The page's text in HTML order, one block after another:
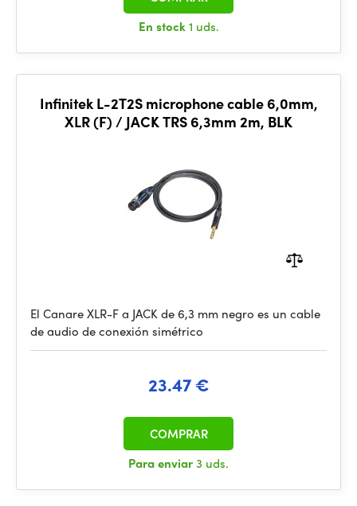
En stock1 uds.
Infinitek L-2T2S microphone cable 6,0mm,
XLR (F) / JACK TRS 6,3mm 2m, BLK
El Canare XLR-F a JACK de 6,3 mm negro es un cable
de audio de conexión simétrico
23.47 €
Para enviar3 uds.
COMPRAR